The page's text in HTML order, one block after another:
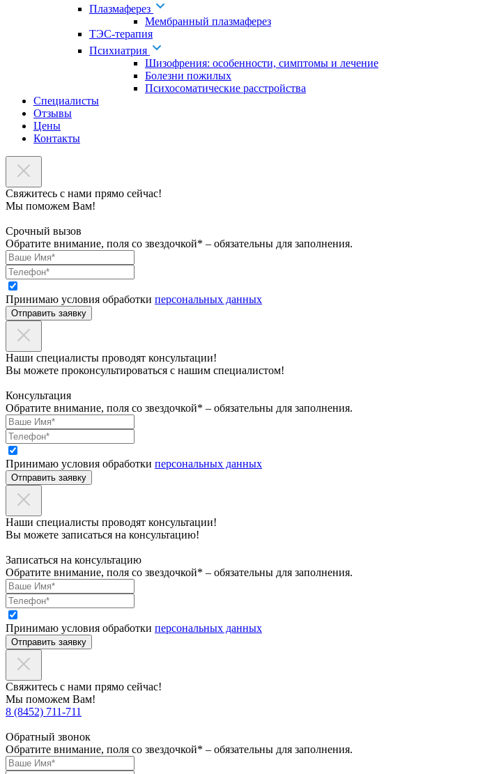
Плазмаферез
Мембранный плазмаферез
ТЭС-терапия
Психиатрия
Шизофрения: особенности, симптомы и лечение
Болезни пожилых
Психосоматические расстройства
Специалисты
Отзывы
Цены
Контакты
Свяжитесь с нами прямо сейчас!
Мы поможем Вам!
Срочный вызов
Обратите внимание, поля со звездочкой* – обязательны для заполнения.
Принимаю условия обработки персональных данных
Отправить заявку
Наши специалисты проводят консультации!
Вы можете проконсультироваться с нашим специалистом!
Консультация
Обратите внимание, поля со звездочкой* – обязательны для заполнения.
Принимаю условия обработки персональных данных
Отправить заявку
Наши специалисты проводят консультации!
Вы можете записаться на консультацию!
Записаться на консультацию
Обратите внимание, поля со звездочкой* – обязательны для заполнения.
Принимаю условия обработки персональных данных
Отправить заявку
Свяжитесь с нами прямо сейчас!
Мы поможем Вам!
8 (8452) 711-711
Обратный звонок
Обратите внимание, поля со звездочкой* – обязательны для заполнения.